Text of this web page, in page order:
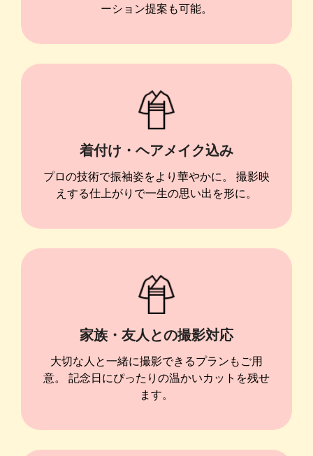
ーション提案も可能。
着付け・ヘアメイク込み
プロの技術で振袖姿をより華やかに。 撮影映
えする仕上がりで一生の思い出を形に。
家族・友人との撮影対応
大切な人と一緒に撮影できるプランもご用
意。 記念日にぴったりの温かいカットを残せ
ます。